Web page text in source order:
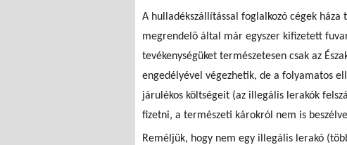
A hulladékszállítással foglalkozó cégek
megrendelõ által már egyszer kifizetett
tevékenységüket természetesen csak az
engedélyével végezhetik, de a folyamatos
járulékos költségeit (az illegális lerakók
fizetni, a természeti károkról nem is
Reméljük, hogy nem egy illegális lerakó